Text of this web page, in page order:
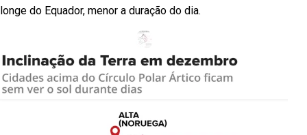
longe do Equador, menor a duração do dia.